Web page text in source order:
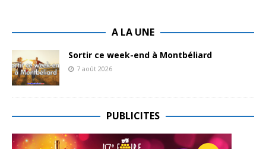
A LA UNE
Sortir ce week-end à Montbéliard
7 août 2026
PUBLICITES